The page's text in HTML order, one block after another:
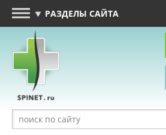
РАЗДЕЛЫ САЙТА